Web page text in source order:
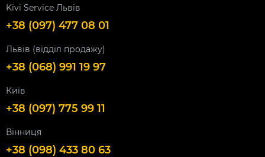
Kivi Service Львів
+38 (097) 477 08 01
Львів (відділ продажу)
+38 (068) 991 19 97
Київ
+38 (097) 775 99 11
Вінниця
+38 (098) 433 80 63